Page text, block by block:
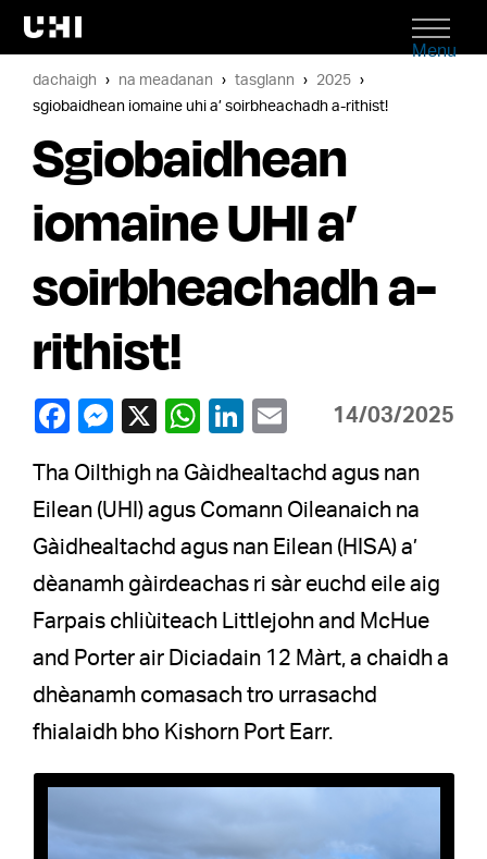
Menu
dachaigh na meadanan tasglann
2025
sgiobaidhean iomaine uhi a’ soirbheachadh a-rithist!
Sgiobaidhean
iomaine UHI a’
soirbheachadh a-
rithist!
14/03/2025
Tha Oilthigh na Gàidhealtachd agus nan
Eilean (UHI) agus Comann Oileanaich na
Gàidhealtachd agus nan Eilean (HISA) a’
dèanamh gàirdeachas ri sàr euchd eile aig
Farpais chliùiteach Littlejohn and McHue
and Porter air Diciadain 12 Màrt, a chaidh a
dhèanamh comasach tro urrasachd
fhialaidh bho Kishorn Port Earr.